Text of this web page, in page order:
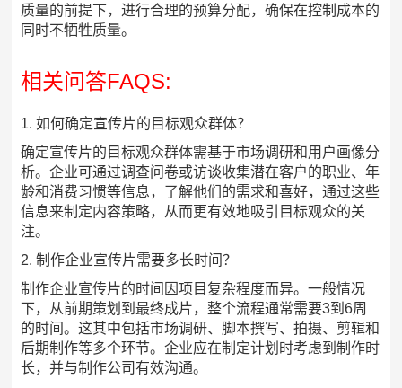
质量的前提下，进行合理的预算分配，确保在控制成本的
同时不牺牲质量。
相关问答FAQS:
1. 如何确定宣传片的目标观众群体？
确定宣传片的目标观众群体需基于市场调研和用户画像分
析。企业可通过调查问卷或访谈收集潜在客户的职业、年
龄和消费习惯等信息，了解他们的需求和喜好，通过这些
信息来制定内容策略，从而更有效地吸引目标观众的关
注。
2. 制作企业宣传片需要多长时间？
制作企业宣传片的时间因项目复杂程度而异。一般情况
下，从前期策划到最终成片，整个流程通常需要3到6周
的时间。这其中包括市场调研、脚本撰写、拍摄、剪辑和
后期制作等多个环节。企业应在制定计划时考虑到制作时
长，并与制作公司有效沟通。